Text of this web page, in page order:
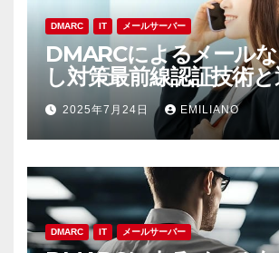
DMARC IT メールサーバー
DMARCによるメール
し対策最前線認証技術と
践ポイント
2025年7月24日 EMILIANO
DMARC IT メールサーバー